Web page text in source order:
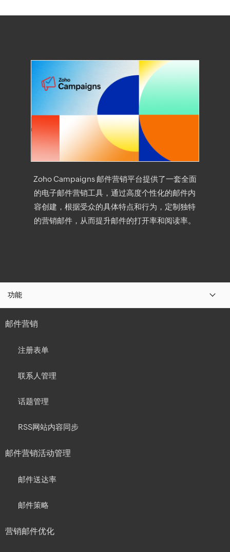
Zoho Campaigns 邮件营销平台提供了一套全面
的电子邮件营销工具，通过高度个性化的邮件内
容创建，根据受众的具体特点和行为，定制独特
的营销邮件，从而提升邮件的打开率和阅读率。
功能
邮件营销
注册表单
联系人管理
话题管理
RSS网站内容同步
邮件营销活动管理
邮件送达率
邮件策略
营销邮件优化